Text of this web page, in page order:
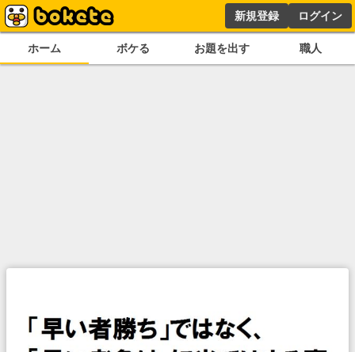
新規登録 ログイン
ホーム ボケる お題を出す 職人